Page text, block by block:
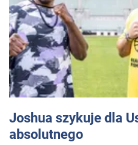
Joshua szykuje dla
absolutnego